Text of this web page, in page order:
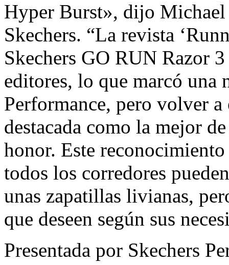
Hyper Burst», dijo Michael
Skechers. “La revista
Skechers GO RUN Razor
editores, lo que marcó una
Performance, pero volver a
destacada como la mejor
honor. Este
todos los corredores
unas zapatillas livianas,
que deseen según sus
Presentada por Skechers